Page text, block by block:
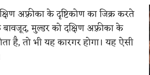
अफ़्रीका के दृष्टिकोण का जिक्र करते
मुल्डर को दक्षिण अफ़्रीका के
है, तो भी यह कारगर होगा। यह ऐसी